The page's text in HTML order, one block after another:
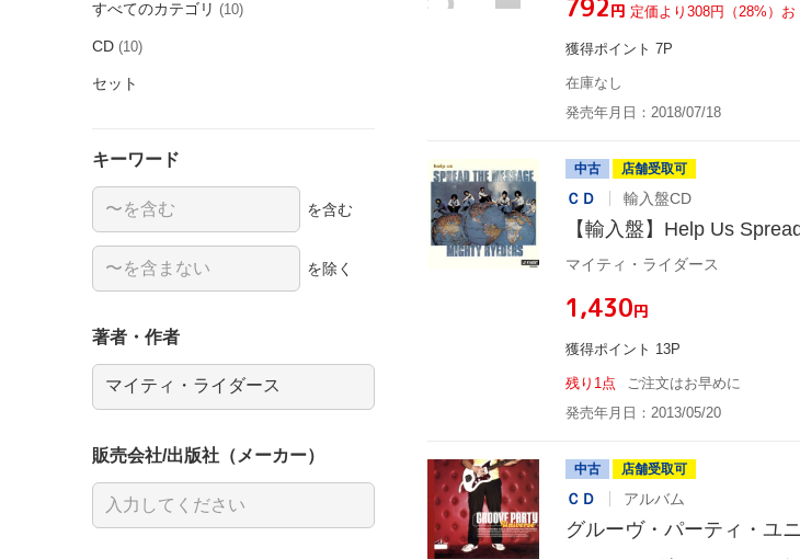
¥792円 定価より308円（28%）お
獲得ポイント 7P
在庫なし
発売年月日：2018/07/18
中古 店舗受取可
ＣＤ 輸入盤CD
【輸入盤】Help Us
マイティ・ライダース
¥1,430円
獲得ポイント 13P
残り1点
ご注文はお早めに
発売年月日：2013/05/20
中古 店舗受取可
ＣＤ アルバム
グルーヴ・パーティ・ユ
すべてのカテゴリ (10)
CD (10)
セット
キーワード
を含む
を除く
著者・作者
販売会社/出版社（メーカー）